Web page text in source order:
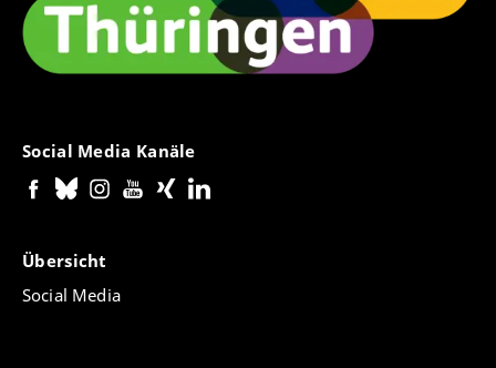
Social Media Kanäle
Übersicht
Social Media